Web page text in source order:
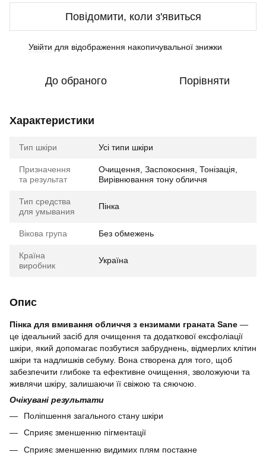
Повідомити, коли з'явиться
Увійти для відображення накопичувальної знижки
До обраного Порівняти
Характеристики
Тип шкіри Усі типи шкіри
Призначення
та результат
Очищення, Заспокоєння, Тонізація,
Вирівнювання тону обличчя
Тип средства
для умывания
Пінка
Вікова група Без обмежень
Країна
виробник
Україна
Опис
Пінка для вмивання обличчя з ензимами граната Sane —
це ідеальний засіб для очищення та додаткової ексфоліації
шкіри, який допомагає позбутися забруднень, відмерлих клітин
шкіри та надлишків себуму. Вона створена для того, щоб
забезпечити глибоке та ефективне очищення, зволожуючи та
живлячи шкіру, залишаючи її свіжою та сяючою.
Очікувані результати
Поліпшення загального стану шкіри
Сприяє зменшенню пігментації
Сприяє зменшенню видимих плям постакне